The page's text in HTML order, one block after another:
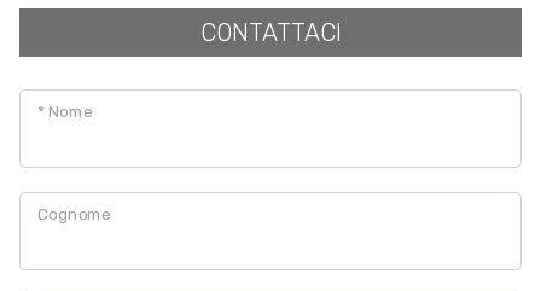
CONTATTACI
* Nome
Cognome
Posto auto/Box
Balcone/Terrazzo
Ascensore